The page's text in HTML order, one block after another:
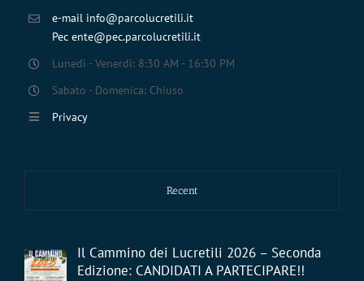
e-mail info@parcolucretili.it
Pec ente@pec.parcolucretili.it
Lunedì - Venerdì: 8:30 AM - 16:30 PM
Sabato - Domenica: Chiuso
Privacy
Recent
Il Cammino dei Lucretili 2026 – Seconda
Edizione: CANDIDATI A PARTECIPARE!!